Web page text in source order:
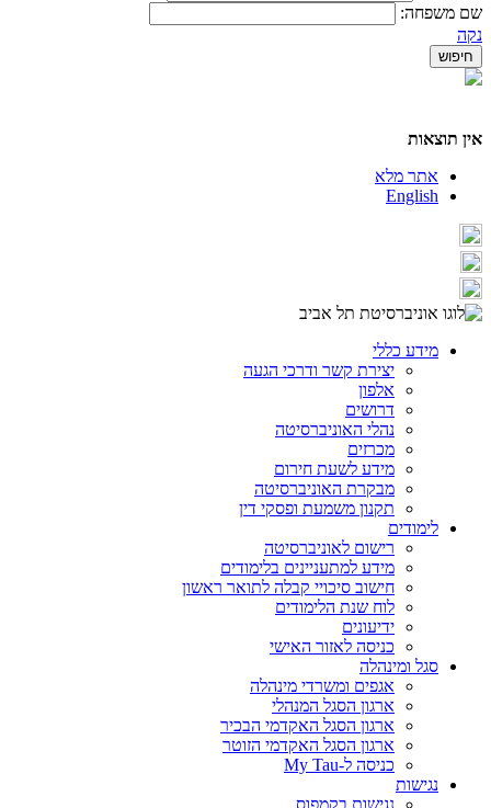
שם משפחה:
נקה
אין תוצאות
אתר מלא
English
מידע כללי
יצירת קשר ודרכי הגעה
אלפון
דרושים
נהלי האוניברסיטה
מכרזים
מידע לשעת חירום
מבקרת האוניברסיטה
תקנון משמעת ופסקי דין
לימודים
רישום לאוניברסיטה
מידע למתעניינים בלימודים
חישוב סיכויי קבלה לתואר ראשון
לוח שנת הלימודים
ידיעונים
כניסה לאזור האישי
סגל ומינהלה
אגפים ומשרדי מינהלה
ארגון הסגל המנהלי
ארגון הסגל האקדמי הבכיר
ארגון הסגל האקדמי הזוטר
כניסה ל-My Tau
נגישות
נגישות בקמפוס